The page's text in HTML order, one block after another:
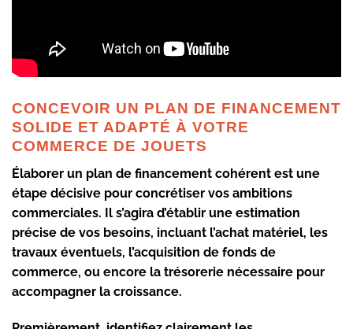
CONCEVOIR UN PLAN DE FINANCEMENT
SOLIDE ET ADAPTÉ À VOTRE
COMMERCE DE JOUETS
Élaborer un plan de financement cohérent est une
étape décisive pour concrétiser vos ambitions
commerciales. Il s’agira d’établir une estimation
précise de vos besoins, incluant l’achat matériel, les
travaux éventuels, l’acquisition de fonds de
commerce, ou encore la trésorerie nécessaire pour
accompagner la croissance.